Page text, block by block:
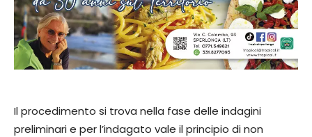
Il procedimento si trova nella fase delle indagini
preliminari e per l’indagato vale il principio di non